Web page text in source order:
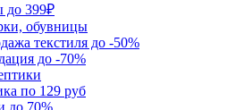
до 399₽
обувницы
текстиля до -50%
до -70%
по 129 руб
до 70%